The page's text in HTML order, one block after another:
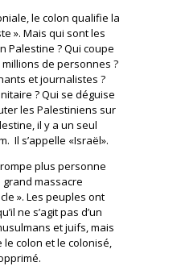
le colon qualifie la
». Mais qui sont les
Palestine ? Qui coupe
millions de personnes ?
et journalistes ?
? Qui se déguise
les Palestiniens sur
il y a un seul
Il s’appelle «Israël».
plus personne
grand massacre
». Les peuples ont
ne s’agit pas d’un
et juifs, mais
le colon et le colonisé,